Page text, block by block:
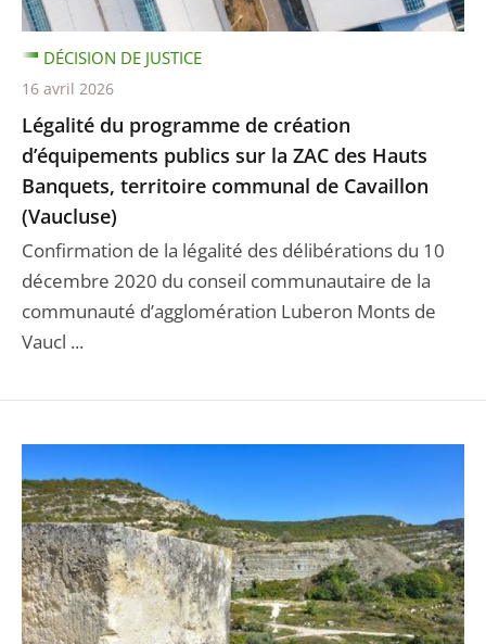
Légalité du programme de création
d’équipements publics sur la ZAC des Hauts
Banquets, territoire communal de Cavaillon
(Vaucluse)
Confirmation de la légalité des délibérations du 10
décembre 2020 du conseil communautaire de la
communauté d’agglomération Luberon Monts de
Vaucl ...
DÉCISION DE JUSTICE
16 avril 2026